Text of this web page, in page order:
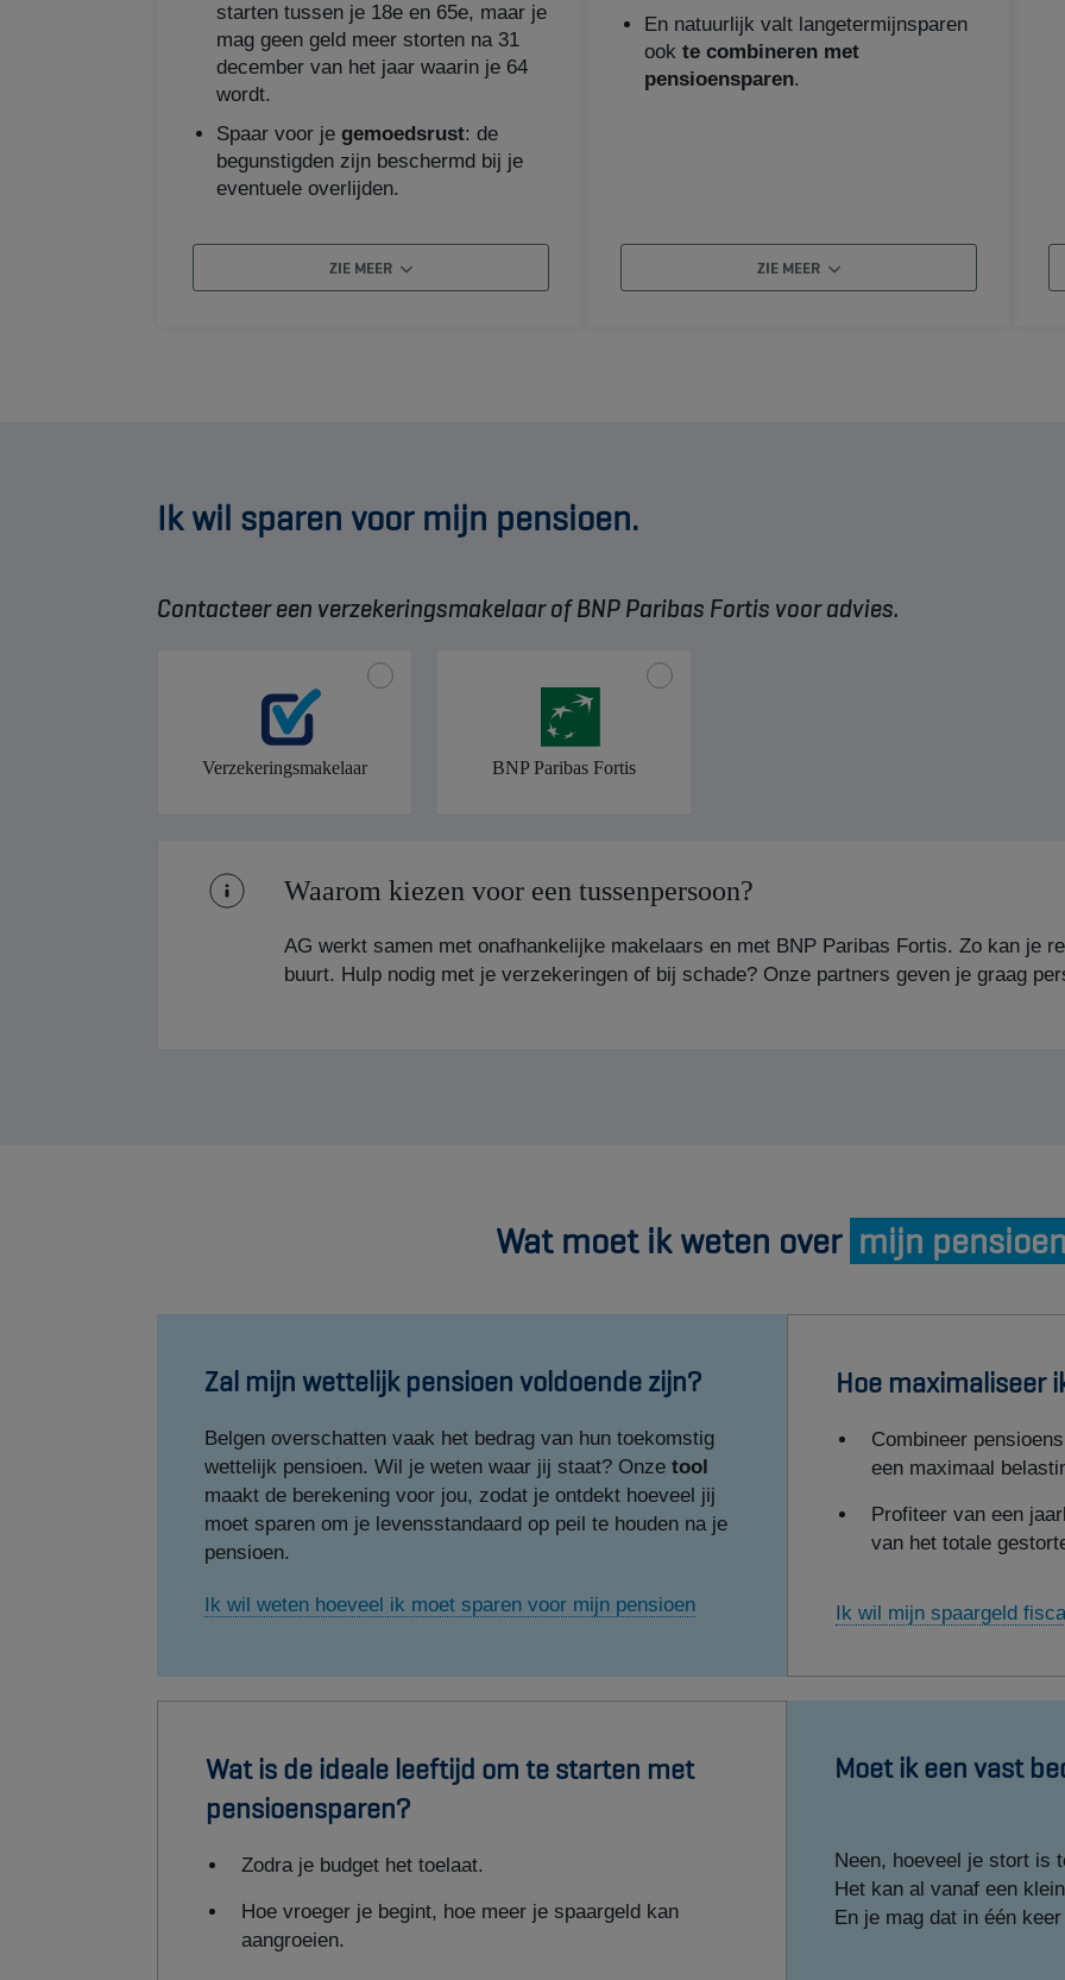
starten tussen je 18e en 65e, maar je
mag geen geld meer storten na 31
december van het jaar waarin je 64
wordt.
Spaar voor je gemoedsrust: de
begunstigden zijn beschermd bij je
eventuele overlijden.
ZIE MEER
En natuurlijk valt langetermijnsparen
ook te combineren met
pensioensparen.
ZIE MEER
Ik wil sparen voor mijn pensioen.
Wat moet ik weten over mijn pensioen
Zal mijn wettelijk pensioen voldoende zijn?
Belgen overschatten vaak het bedrag van hun toekomstig
wettelijk pensioen. Wil je weten waar jij staat? Onze tool
maakt de berekening voor jou, zodat je ontdekt hoeveel jij
moet sparen om je levensstandaard op peil te houden na je
pensioen.
Ik wil weten hoeveel ik moet sparen voor mijn pensioen
Hoe maximaliseer
Combineer
een maximaal
Profiteer van een
van het totale
Ik wil mijn spaargeld
Wat is de ideale leeftijd om te starten met
pensioensparen?
Zodra je budget het toelaat.
Hoe vroeger je begint, hoe meer je spaargeld kan
aangroeien.
Moet ik een vast
Neen, hoeveel je stort is
Het kan al vanaf een
En je mag dat in één